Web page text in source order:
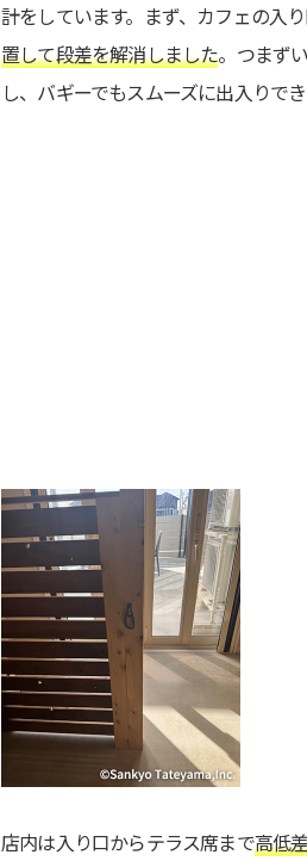
計をしています。まず、カフェの入
置して段差を解消しました。つまず
し、バギーでもスムーズに出入りで
店内は入り口からテラス席まで高低